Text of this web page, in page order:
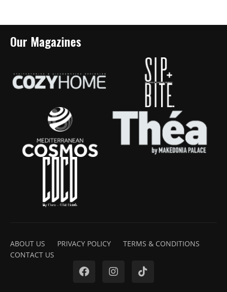
Our Magazines
ABOUT US PRIVACY POLICY
TERMS & CONDITIONS
CONTACT US